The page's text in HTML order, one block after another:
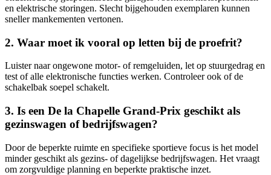
en elektrische storingen. Slecht bijgehouden exemplaren kunnen
sneller mankementen vertonen.
2. Waar moet ik vooral op letten bij de proefrit?
Luister naar ongewone motor- of remgeluiden, let op stuurgedrag en
test of alle elektronische functies werken. Controleer ook of de
schakelbak soepel schakelt.
3. Is een De la Chapelle Grand-Prix geschikt als
gezinswagen of bedrijfswagen?
Door de beperkte ruimte en specifieke sportieve focus is het model
minder geschikt als gezins- of dagelijkse bedrijfswagen. Het vraagt
om zorgvuldige planning en beperkte praktische inzet.